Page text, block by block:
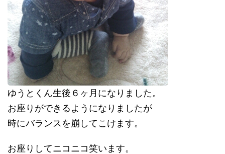
ゆうとくん生後６ヶ月になりました。
お座りができるようになりましたが
時にバランスを崩してこけます。
お座りしてニコニコ笑います。